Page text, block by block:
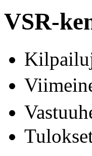
VSR-